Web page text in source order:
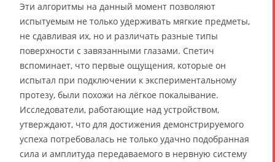
Эти алгоритмы на данный момент позволяют
испытуемым не только удерживать мягкие предметы,
не сдавливая их, но и различать разные типы
поверхности с завязанными глазами. Спетич
вспоминает, что первые ощущения, которые он
испытал при подключении к экспериментальному
протезу, были похожи на лёгкое покалывание.
Исследователи, работающие над устройством,
утверждают, что для достижения демонстрируемого
успеха потребовалась не только удачно подобранная
сила и амплитуда передаваемого в нервную систему